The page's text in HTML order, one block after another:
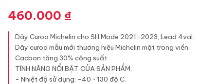
460.000 ₫
Dây Curoa Michelin cho SH Mode 2021-2023, Lead 4val.
Dây curoa mẫu mới thương hiệu Michelin mặt trong viền
Cacbon tăng 30% công suất.
TÍNH NĂNG NỔI BẬT CỦA SẢN PHẨM:
- Nhiệt độ sử dụng: -40 ~ 130 độ C.